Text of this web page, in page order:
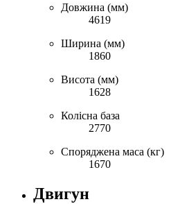
Довжина (мм)
4619
Ширина (мм)
1860
Висота (мм)
1628
Колісна база
2770
Споряджена маса (кг)
1670
Двигун